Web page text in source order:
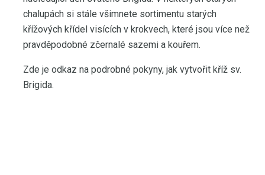
chalupách si stále všimnete sortimentu starých
křížových křídel visících v krokvech, které jsou více než
pravděpodobné zčernalé sazemi a kouřem.
Zde je odkaz na podrobné pokyny, jak vytvořit kříž sv.
Brigida.